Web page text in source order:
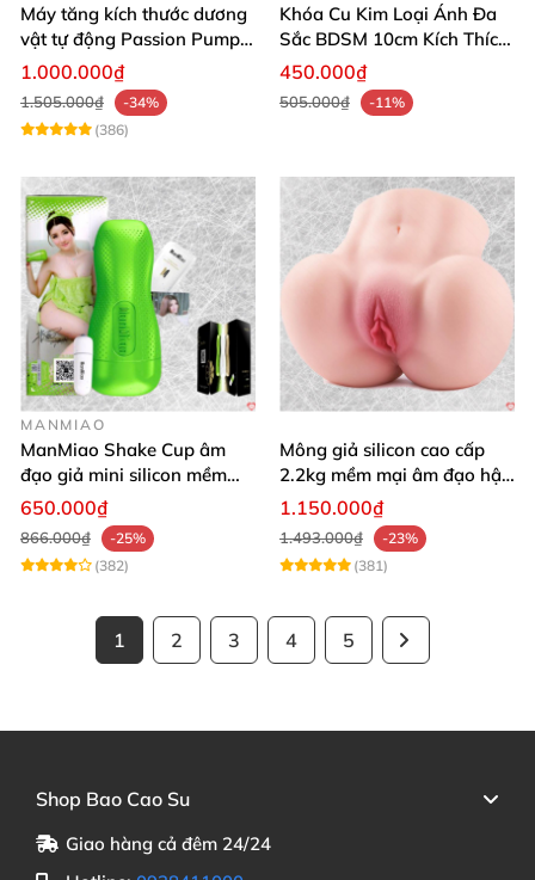
Máy tăng kích thước dương
vật tự động Passion Pump
sạc tiện lợi
1.000.000₫
1.505.000₫
-34%
(386)
Khóa Cu Kim Loại Ánh Đa
Sắc BDSM 10cm Kích Thích
Cao
450.000₫
505.000₫ -11%
MANMIAO
ManMiao Shake Cup âm
đạo giả mini silicon mềm
mại kích thích mạnh
650.000₫
866.000₫
-25%
(382)
Mông giả silicon cao cấp
2.2kg mềm mại âm đạo hậu
môn khít
1.150.000₫
1.493.000₫
-23%
(381)
1 2 3 4 5
Shop Bao Cao Su
Giao hàng cả đêm 24/24